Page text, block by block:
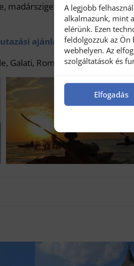
A legjobb
alkalmazunk, mint
elérünk. Ezen
feldolgozzuk az Ön
webhelyen. Az
szolgáltatások és
Elfogadás
madársziget, naplemente
ajánlatról közvetlenül
Galati, Románia,https://